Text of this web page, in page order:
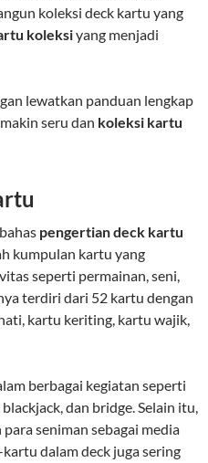
koleksi deck kartu yang
koleksiyang menjadi
lewatkan panduan lengkap
seru dan koleksi kartu
pengertian deck kartu
kumpulan kartu yang
seperti permainan, seni,
terdiri dari 52 kartu dengan
kartu keriting, kartu wajik,
berbagai kegiatan seperti
dan bridge. Selain itu,
seniman sebagai media
dalam deck juga sering